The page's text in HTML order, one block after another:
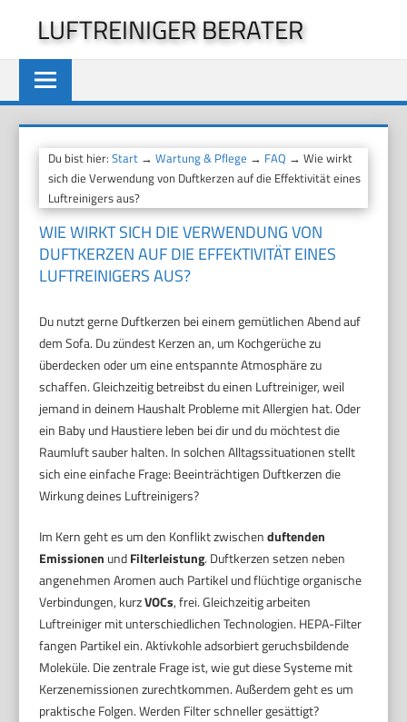
springen
LUFTREINIGER BERATER
Du bist hier:Start →Wartung & Pflege → FAQ → Wie wirkt
sich die Verwendung von Duftkerzen auf die Effektivität eines
Luftreinigers aus?
WIE WIRKT SICH DIE VERWENDUNG VON
DUFTKERZEN AUF DIE EFFEKTIVITÄT EINES
LUFTREINIGERS AUS?
Du nutzt gerne Duftkerzen bei einem gemütlichen Abend auf
dem Sofa. Du zündest Kerzen an, um Kochgerüche zu
überdecken oder um eine entspannte Atmosphäre zu
schaffen. Gleichzeitig betreibst du einen Luftreiniger, weil
jemand in deinem Haushalt Probleme mit Allergien hat. Oder
ein Baby und Haustiere leben bei dir und du möchtest die
Raumluft sauber halten. In solchen Alltagssituationen stellt
sich eine einfache Frage: Beeinträchtigen Duftkerzen die
Wirkung deines Luftreinigers?
Im Kern geht es um den Konflikt zwischenduftenden
Emissionen undFilterleistung. Duftkerzen setzen neben
angenehmen Aromen auch Partikel und flüchtige organische
Verbindungen, kurzVOCs, frei. Gleichzeitig arbeiten
Luftreiniger mit unterschiedlichen Technologien. HEPA-Filter
fangen Partikel ein. Aktivkohle adsorbiert geruchsbildende
Moleküle. Die zentrale Frage ist, wie gut diese Systeme mit
Kerzenemissionen zurechtkommen. Außerdem geht es um
praktische Folgen. Werden Filter schneller gesättigt?